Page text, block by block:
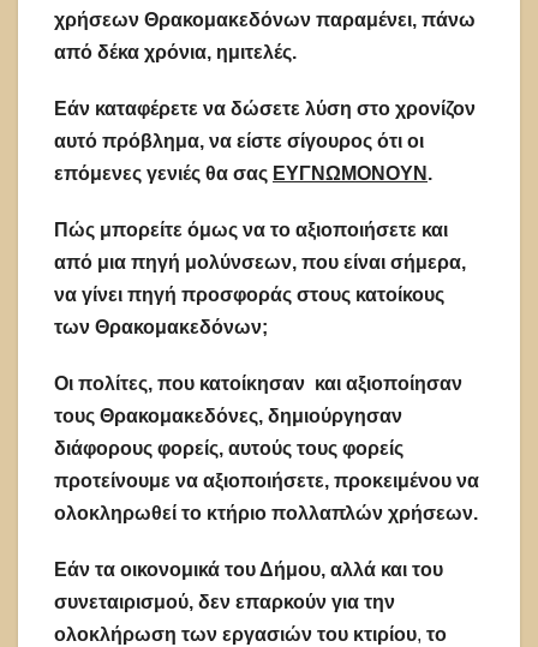
χρήσεων Θρακομακεδόνων παραμένει, πάνω
από δέκα χρόνια, ημιτελές.
Εάν καταφέρετε να δώσετε λύση στο χρονίζον
αυτό πρόβλημα, να είστε σίγουρος ότι οι
επόμενες γενιές θα σας ΕΥΓΝΩΜΟΝΟΥΝ .
Πώς μπορείτε όμως να το αξιοποιήσετε και
από μια πηγή μολύνσεων, που είναι σήμερα,
να γίνει πηγή προσφοράς στους κατοίκους
των Θρακομακεδόνων;
Οι πολίτες, που κατοίκησαν και αξιοποίησαν
τους Θρακομακεδόνες, δημιούργησαν
διάφορους φορείς, αυτούς τους φορείς
προτείνουμε να αξιοποιήσετε, προκειμένου να
ολοκληρωθεί το κτήριο πολλαπλών χρήσεων.
Εάν τα οικονομικά του Δήμου, αλλά και του
συνεταιρισμού, δεν επαρκούν για την
ολοκλήρωση των εργασιών του κτιρίου, το